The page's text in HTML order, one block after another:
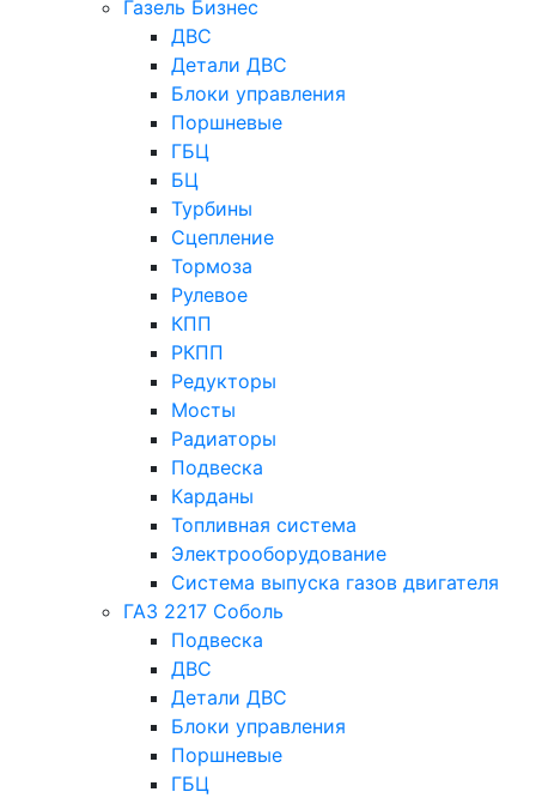
Газель Бизнес
ДВС
Детали ДВС
Блоки управления
Поршневые
ГБЦ
БЦ
Турбины
Сцепление
Тормоза
Рулевое
КПП
РКПП
Редукторы
Мосты
Радиаторы
Подвеска
Карданы
Топливная система
Электрооборудование
Система выпуска газов двигателя
ГАЗ 2217 Соболь
Подвеска
ДВС
Детали ДВС
Блоки управления
Поршневые
ГБЦ